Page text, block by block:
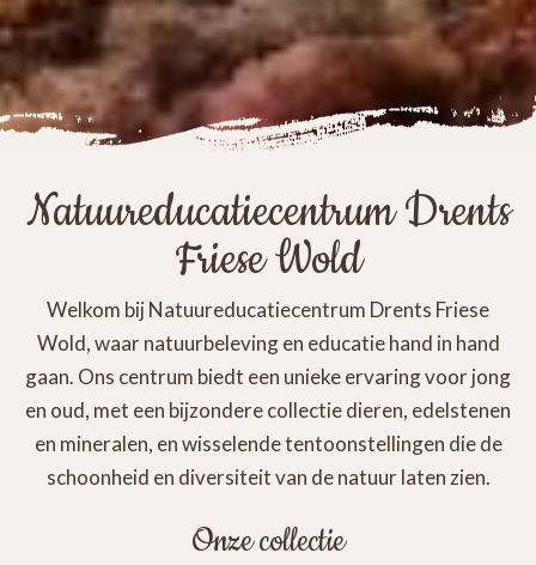
Natuureducatiecentrum Drents
Friese Wold
Welkom bij Natuureducatiecentrum Drents Friese
Wold, waar natuurbeleving en educatie hand in hand
gaan. Ons centrum biedt een unieke ervaring voor jong
en oud, met een bijzondere collectie dieren, edelstenen
en mineralen, en wisselende tentoonstellingen die de
schoonheid en diversiteit van de natuur laten zien.
Onze collectie